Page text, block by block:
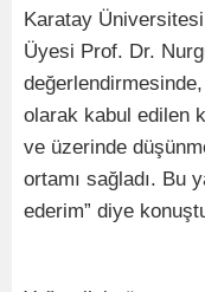
Karatay
Üyesi Prof. Dr.
değerlendirmesinde,
olarak kabul edilen
ve üzerinde
ortamı sağladı. Bu
ederim” diye